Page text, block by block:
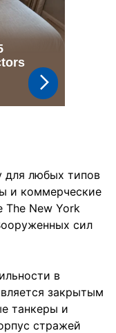
для любых типов
и коммерческие
The New York
сил
в
закрытым
танкеры и
стражей